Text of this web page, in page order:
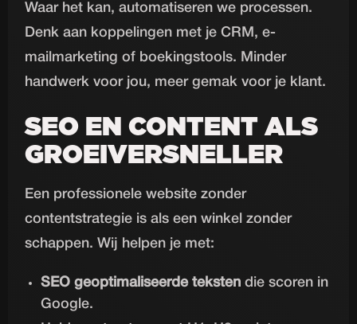
Waar het kan, automatiseren we processen.
Denk aan koppelingen met je CRM, e-
mailmarketing of boekingstools. Minder
handwerk voor jou, meer gemak voor je klant.
SEO EN CONTENT ALS
GROEIVERSNELLER
Een professionele website zonder
contentstrategie is als een winkel zonder
schappen. Wij helpen je met:
SEO geoptimaliseerde teksten die scoren in
Google.